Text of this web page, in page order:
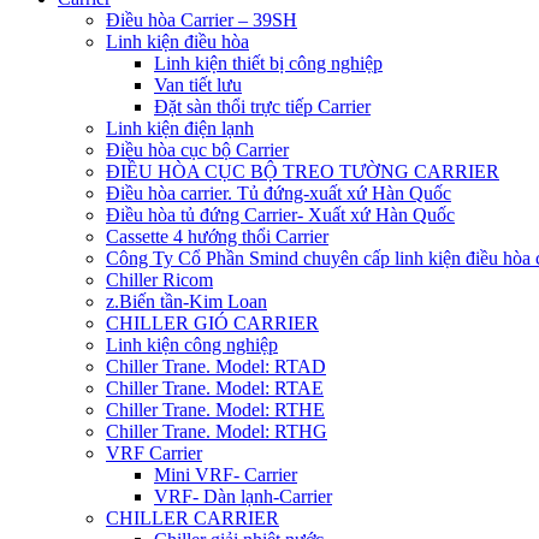
Điều hòa Carrier – 39SH
Linh kiện điều hòa
Linh kiện thiết bị công nghiệp
Van tiết lưu
Đặt sàn thổi trực tiếp Carrier
Linh kiện điện lạnh
Điều hòa cục bộ Carrier
ĐIỀU HÒA CỤC BỘ TREO TƯỜNG CARRIER
Điều hòa carrier. Tủ đứng-xuất xứ Hàn Quốc
Điều hòa tủ đứng Carrier- Xuất xứ Hàn Quốc
Cassette 4 hướng thổi Carrier
Công Ty Cổ Phần Smind chuyên cấp linh kiện điều hòa
Chiller Ricom
z.Biến tần-Kim Loan
CHILLER GIÓ CARRIER
Linh kiện công nghiệp
Chiller Trane. Model: RTAD
Chiller Trane. Model: RTAE
Chiller Trane. Model: RTHE
Chiller Trane. Model: RTHG
VRF Carrier
Mini VRF- Carrier
VRF- Dàn lạnh-Carrier
CHILLER CARRIER